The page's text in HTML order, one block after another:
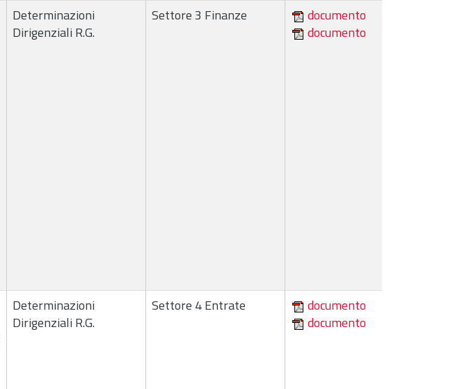
Determinazioni
Dirigenziali R.G.
Settore 3 Finanze
documento
documento
Determinazioni
Dirigenziali R.G.
Settore 4 Entrate
documento
documento